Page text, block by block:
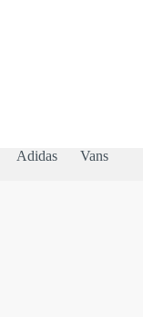
Adidas
Vans